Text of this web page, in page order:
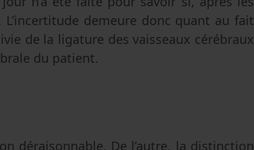
demeure donc quant au fait
de la ligature des vaisseaux cérébraux
du patient.
déraisonnable. De l’autre, la distinction